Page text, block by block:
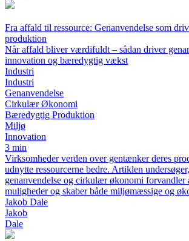
Fra affald til ressource: Genanvendelse som
produktion
Når affald bliver værdifuldt – sådan driver
innovation og bæredygtig vækst
Industri
Industri
Genanvendelse
Cirkulær Økonomi
Bæredygtig Produktion
Miljø
Innovation
3 min
Virksomheder verden over gentænker deres
udnytte ressourcerne bedre. Artiklen
genanvendelse og cirkulær økonomi forvandler
muligheder og skaber både miljømæssige og
Jakob Dale
Jakob
Dale